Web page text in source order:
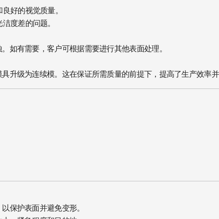
好的视觉质量。
度差的问题。
如有需要，客户可根据需要进行其他表面处理。
升级为连续模。这在保证所需质量的前提下，提高了生产效率并
保护表面并避免变形。